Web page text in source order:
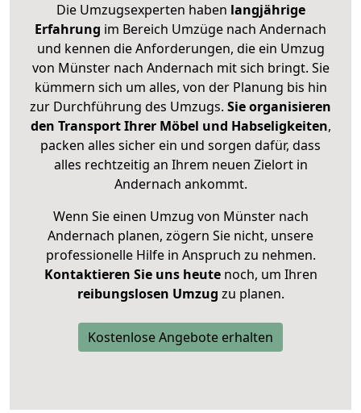
Die Umzugsexperten haben langjährige
Erfahrung im Bereich Umzüge nach Andernach
und kennen die Anforderungen, die ein Umzug
von Münster nach Andernach mit sich bringt. Sie
kümmern sich um alles, von der Planung bis hin
zur Durchführung des Umzugs. Sie organisieren
den Transport Ihrer Möbel und Habseligkeiten,
packen alles sicher ein und sorgen dafür, dass
alles rechtzeitig an Ihrem neuen Zielort in
Andernach ankommt.
Wenn Sie einen Umzug von Münster nach
Andernach planen, zögern Sie nicht, unsere
professionelle Hilfe in Anspruch zu nehmen.
Kontaktieren Sie uns heutenoch, um Ihren
reibungslosen Umzug zu planen.
Kostenlose Angebote erhalten